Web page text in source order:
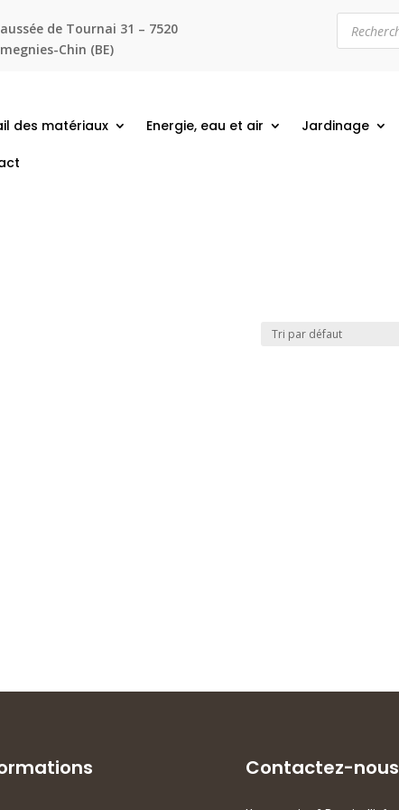
de Tournai 31 – 7520
Chin (BE)
Recherche
produits
des matériaux Energie, eau et air Jardinage
Contactez-nous